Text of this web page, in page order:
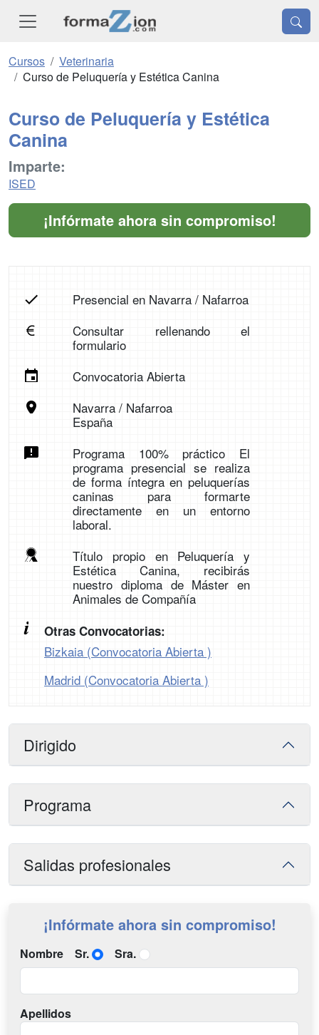
Cursos
Veterinaria
Curso de Peluquería y Estética Canina
Curso de Peluquería y Estética
Canina
Imparte:
ISED
¡Infórmate ahora sin compromiso!
Presencial en Navarra / Nafarroa
Consultar rellenando el
formulario
Convocatoria Abierta
Navarra / Nafarroa
España
Programa 100% práctico El
programa presencial se realiza
de forma íntegra en peluquerías
caninas para formarte
directamente en un entorno
laboral.
Título propio en Peluquería y
Estética Canina, recibirás
nuestro diploma de Máster en
Animales de Compañía
Otras Convocatorias:
Bizkaia (Convocatoria Abierta )
Madrid (Convocatoria Abierta )
Dirigido
Programa
Salidas profesionales
¡Infórmate ahora sin compromiso!
Nombre Sr. Sra.
Apellidos